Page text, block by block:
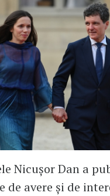
Nicușor Dan a
de avere și de